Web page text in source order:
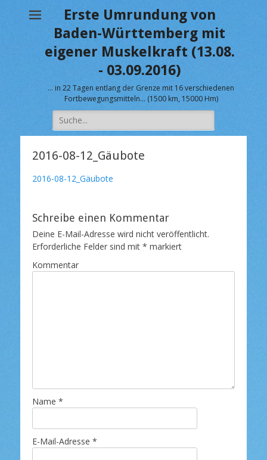
Erste Umrundung von
Baden-Württemberg mit
eigener Muskelkraft (13.08.
- 03.09.2016)
… in 22 Tagen entlang der Grenze mit 16 verschiedenen
Fortbewegungsmitteln… (1500 km, 15000 Hm)
Suche
nach:
2016-08-12_Gäubote
2016-08-12_Gäubote
Schreibe einen Kommentar
Deine E-Mail-Adresse wird nicht veröffentlicht.
Erforderliche Felder sind mit * markiert
Kommentar
Name *
E-Mail-Adresse *